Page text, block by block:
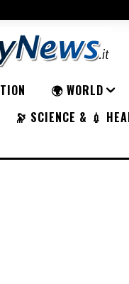
🌍 WORLD
🔭 SCIENCE & 💉